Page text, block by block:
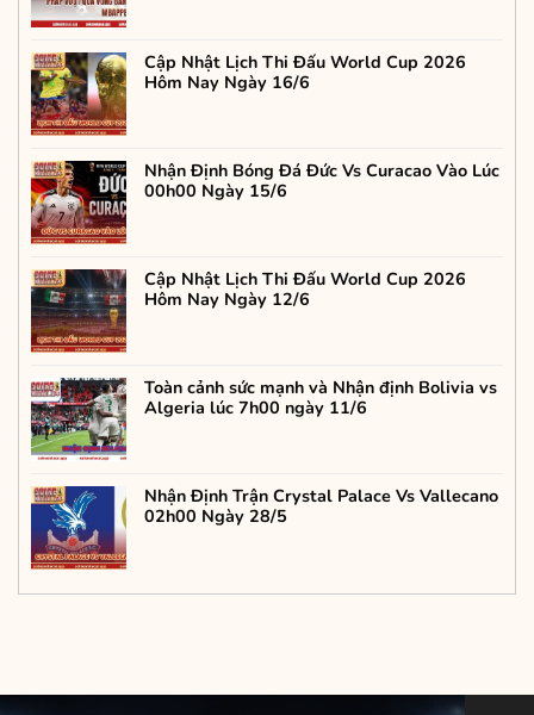
Cập Nhật Lịch Thi Đấu World Cup 2026
Hôm Nay Ngày 16/6
Nhận Định Bóng Đá Đức Vs Curacao Vào Lúc
00h00 Ngày 15/6
Cập Nhật Lịch Thi Đấu World Cup 2026
Hôm Nay Ngày 12/6
Toàn cảnh sức mạnh và Nhận định Bolivia vs
Algeria lúc 7h00 ngày 11/6
Nhận Định Trận Crystal Palace Vs Vallecano
02h00 Ngày 28/5